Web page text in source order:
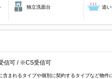
独立洗面台 追い
信可 / ※CS受信可
まれるタイプや個別に契約するタイプなど物件